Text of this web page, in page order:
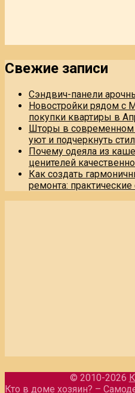
Свежие записи
Сэндвич-панели
Новостройки рядом с
покупки квартиры в
Шторы в современном
уют и подчеркнуть
Почему одеяла из
ценителей
Как создать
ремонта:
© 2010-2026
Кто в доме хозяин? –